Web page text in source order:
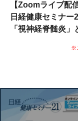
【Zoomライブ配信
日経健康セミナー
「視神経脊髄炎